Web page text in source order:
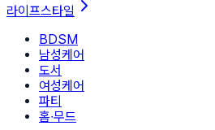
라이프스타일
BDSM
남성케어
도서
여성케어
파티
홈∙무드